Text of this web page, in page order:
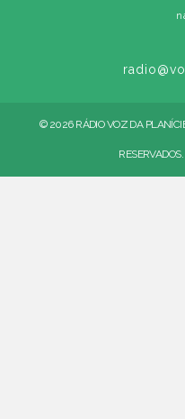
© 2026 RÁDIO VOZ DA